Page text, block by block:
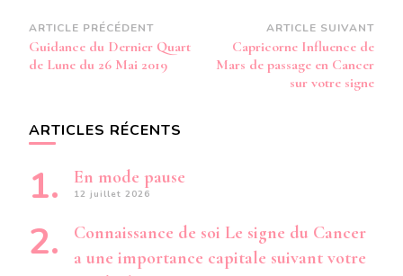
Navigation
d’article
ARTICLE PRÉCÉDENT
Guidance du Dernier Quart
de Lune du 26 Mai 2019
ARTICLE SUIVANT
Capricorne Influence de
Mars de passage en Cancer
sur votre signe
ARTICLES RÉCENTS
En mode pause
12 juillet 2026
Connaissance de soi Le signe du Cancer
a une importance capitale suivant votre